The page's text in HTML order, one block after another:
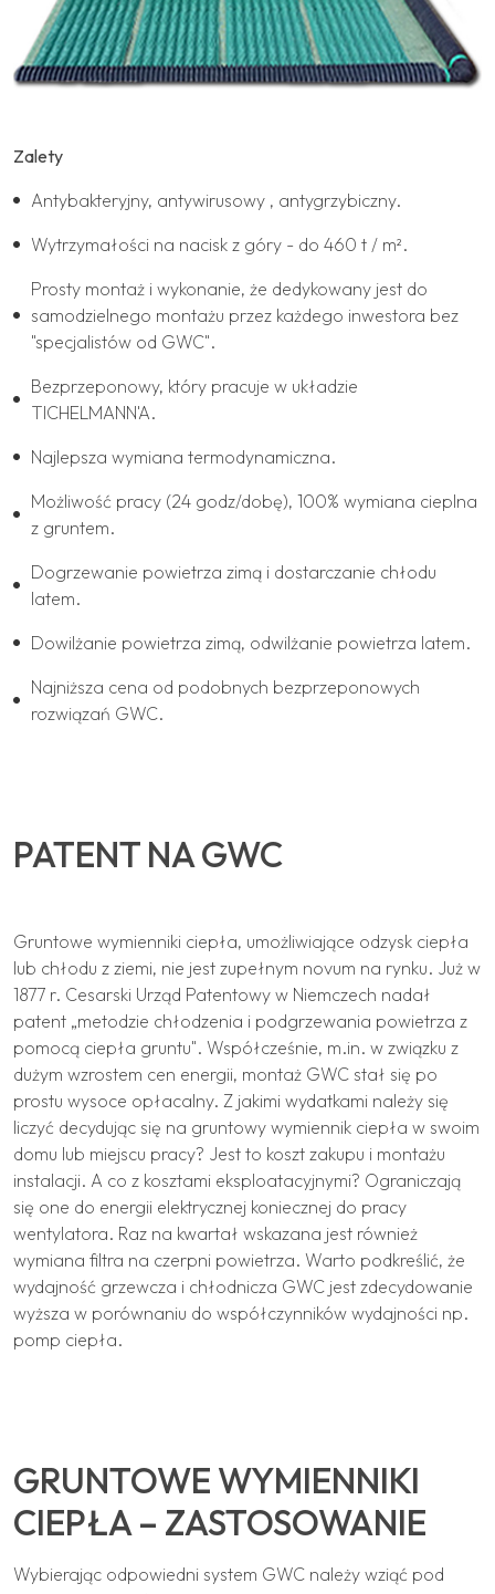
Zalety
Antybakteryjny, antywirusowy , antygrzybiczny.
Wytrzymałości na nacisk z góry - do 460 t / m².
Prosty montaż i wykonanie, że dedykowany jest do
samodzielnego montażu przez każdego inwestora bez
"specjalistów od GWC".
Bezprzeponowy, który pracuje w układzie
TICHELMANN'A.
Najlepsza wymiana termodynamiczna.
Możliwość pracy (24 godz/dobę), 100% wymiana cieplna
z gruntem.
Dogrzewanie powietrza zimą i dostarczanie chłodu
latem.
Dowilżanie powietrza zimą, odwilżanie powietrza latem.
Najniższa cena od podobnych bezprzeponowych
rozwiązań GWC.
PATENT NA GWC
Gruntowe wymienniki ciepła, umożliwiające odzysk ciepła
lub chłodu z ziemi, nie jest zupełnym novum na rynku. Już w
1877 r. Cesarski Urząd Patentowy w Niemczech nadał
patent „metodzie chłodzenia i podgrzewania powietrza z
pomocą ciepła gruntu". Współcześnie, m.in. w związku z
dużym wzrostem cen energii, montaż GWC stał się po
prostu wysoce opłacalny. Z jakimi wydatkami należy się
liczyć decydując się na gruntowy wymiennik ciepła w swoim
domu lub miejscu pracy? Jest to koszt zakupu i montażu
instalacji. A co z kosztami eksploatacyjnymi? Ograniczają
się one do energii elektrycznej koniecznej do pracy
wentylatora. Raz na kwartał wskazana jest również
wymiana filtra na czerpni powietrza. Warto podkreślić, że
wydajność grzewcza i chłodnicza GWC jest zdecydowanie
wyższa w porównaniu do współczynników wydajności np.
pomp ciepła.
GRUNTOWE WYMIENNIKI
CIEPŁA – ZASTOSOWANIE
Wybierając odpowiedni system GWC należy wziąć pod